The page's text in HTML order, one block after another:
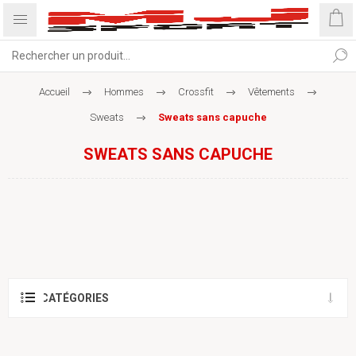
Accueil Hommes Crossfit Vêtements
Sweats Sweats sans capuche
SWEATS SANS CAPUCHE
CATÉGORIES